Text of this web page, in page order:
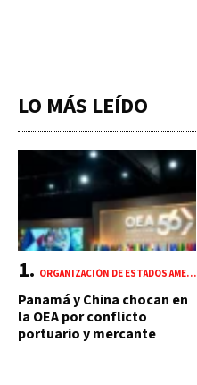
LO MÁS LEÍDO
ORGANIZACIÓN DE ESTADOS AMERICANOS (OEA)
Panamá y China chocan en
la OEA por conflicto
portuario y mercante